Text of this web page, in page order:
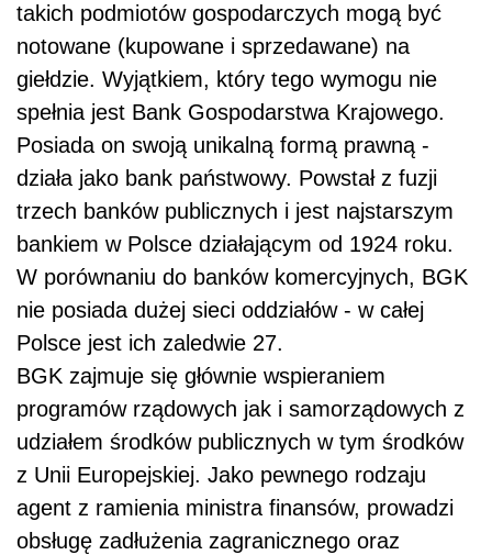
takich podmiotów gospodarczych mogą być
notowane (kupowane i sprzedawane) na
giełdzie. Wyjątkiem, który tego wymogu nie
spełnia jest Bank Gospodarstwa Krajowego.
Posiada on swoją unikalną formą prawną -
działa jako bank państwowy. Powstał z fuzji
trzech banków publicznych i jest najstarszym
bankiem w Polsce działającym od 1924 roku.
W porównaniu do banków komercyjnych, BGK
nie posiada dużej sieci oddziałów - w całej
Polsce jest ich zaledwie 27.
BGK zajmuje się głównie wspieraniem
programów rządowych jak i samorządowych z
udziałem środków publicznych w tym środków
z Unii Europejskiej. Jako pewnego rodzaju
agent z ramienia ministra finansów, prowadzi
obsługę zadłużenia zagranicznego oraz